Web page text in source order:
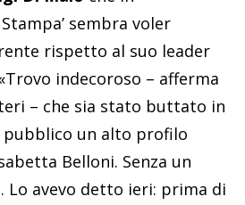
sembra voler
rispetto al suo leader
indecoroso – afferma
– che sia stato buttato in
un alto profilo
Belloni. Senza un
Lo avevo detto ieri: prima di